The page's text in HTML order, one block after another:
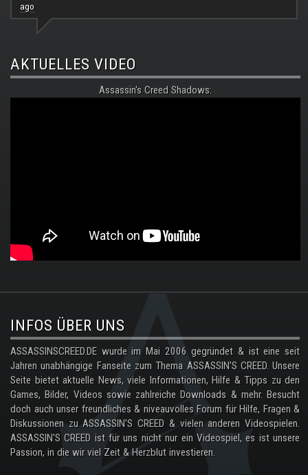
ago
AKTUELLES VIDEO
Assassin's Creed Shadows:
.
INFOS ÜBER UNS
ASSASSINSCREED.DE wurde im Mai 2006 gegründet & ist eine seit
Jahren unabhängige Fanseite zum Thema ASSASSIN'S CREED. Unsere
Seite bietet aktuelle News, viele Informationen, Hilfe & Tipps zu den
Games, Bilder, Videos sowie zahlreiche Downloads & mehr. Besucht
doch auch unser freundliches & niveauvolles Forum für Hilfe, Fragen &
Diskussionen zu ASSASSIN'S CREED & vielen anderen Videospielen.
ASSASSIN'S CREED ist für uns nicht nur ein Videospiel, es ist unsere
Passion, in die wir viel Zeit & Herzblut investieren.